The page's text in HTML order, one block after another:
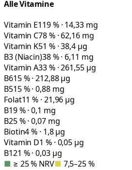
Alle Vitamine
Vitamin E119 % · 14,33 mg
Vitamin C78 % · 62,16 mg
Vitamin K51 % · 38,4 µg
B3 (Niacin)38 % · 6,11 mg
Vitamin A33 % · 261,55 µg
B615 % · 212,88 µg
B515 % · 0,88 mg
Folat11 % · 21,96 µg
B19 % · 0,1 mg
B25 % · 0,07 mg
Biotin4 % · 1,8 µg
Vitamin D1 % · 0,05 µg
B121 % · 0,03 µg
■ ≥ 25 % NRV■ 7,5–25 %